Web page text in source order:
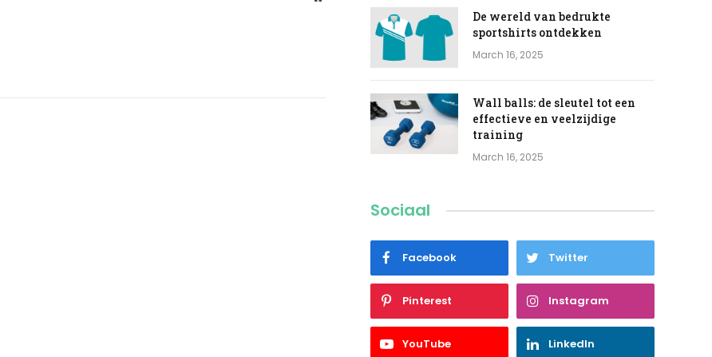
De wereld van bedrukte
sportshirts ontdekken
March 16, 2025
Wall balls: de sleutel tot een
effectieve en veelzijdige
training
March 16, 2025
Sociaal
Facebook Twitter
Pinterest Instagram
YouTube LinkedIn